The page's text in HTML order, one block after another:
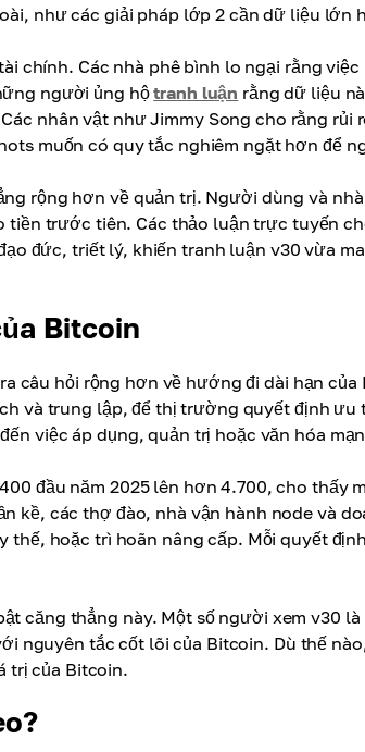
như các giải pháp lớp 2 cần dữ liệu lớn
chính. Các nhà phê bình lo ngại rằng việc
người ủng hộtranh luận rằng dữ liệu
nhân vật như Jimmy Song cho rằng rủi
muốn có quy tắc nghiêm ngặt hơn để
rộng hơn về quản trị. Người dùng và
tiền trước tiên. Các thảo luận trực tuyến
đức, triết lý, khiến tranh luận v30 vừa
Bitcoin
câu hỏi rộng hơn về hướng đi dài hạn
và trung lập, để thị trường quyết định ưu
việc áp dụng, quản trị hoặc văn hóa
đầu năm 2025 lên hơn 4.700, cho thấy
kề, các thợ đào, nhà vận hành node và
thế, hoặc trì hoãn nâng cấp. Mỗi quyết
căng thẳng này. Một số người xem v30
nguyên tắc cốt lõi của Bitcoin. Dù thế
trị của Bitcoin.